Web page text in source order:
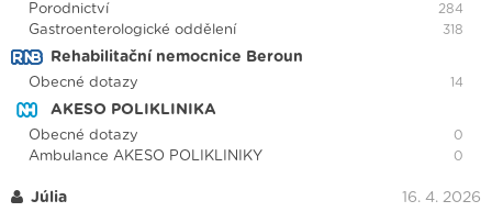
Porodnictví 284
Gastroenterologické oddělení 318
Rehabilitační nemocnice Beroun
Obecné dotazy 14
AKESO POLIKLINIKA
Obecné dotazy 0
Ambulance AKESO POLIKLINIKY 0
Júlia 16. 4. 2026